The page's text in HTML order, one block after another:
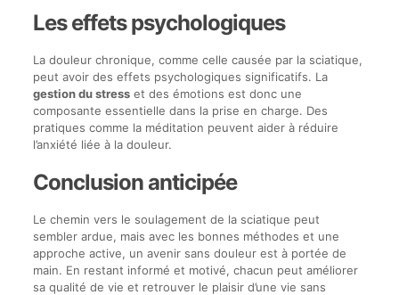
Les effets psychologiques
La douleur chronique, comme celle causée par la sciatique,
peut avoir des effets psychologiques significatifs. La
gestion du stresset des émotions est donc une
composante essentielle dans la prise en charge. Des
pratiques comme la méditation peuvent aider à réduire
l’anxiété liée à la douleur.
Conclusion anticipée
Le chemin vers le soulagement de la sciatique peut
sembler ardue, mais avec les bonnes méthodes et une
approche active, un avenir sans douleur est à portée de
main. En restant informé et motivé, chacun peut améliorer
sa qualité de vie et retrouver le plaisir d’une vie sans